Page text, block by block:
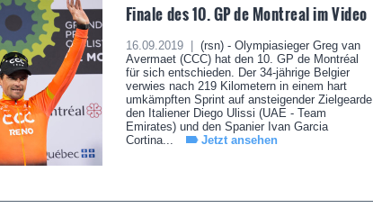
Finale des 10. GP de Montreal im Video
16.09.2019 |
(rsn) - Olympiasieger Greg van
Avermaet (CCC) hat den 10. GP de Montréal
für sich entschieden. Der 34-jährige Belgier
verwies nach 219 Kilometern in einem hart
umkämpften Sprint auf ansteigender Zielgearde
den Italiener Diego Ulissi (UAE - Team
Emirates) und den Spanier Ivan Garcia
Cortina...
Jetzt ansehen